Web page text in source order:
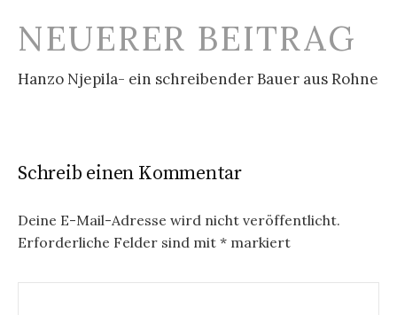
NEUERER BEITRAG
Hanzo Njepila- ein schreibender Bauer aus Rohne
Schreib einen Kommentar
Deine E-Mail-Adresse wird nicht veröffentlicht.
Erforderliche Felder sind mit * markiert